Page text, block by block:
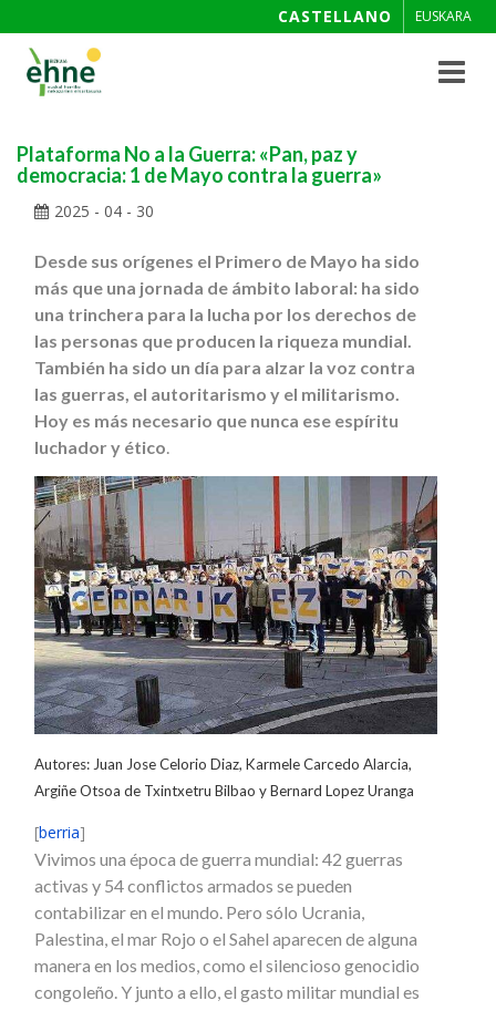
CASTELLANO EUSKARA
Toggle
Plataforma No a la Guerra: «Pan, paz y
democracia: 1 de Mayo contra la guerra»
2025 - 04 - 30
Desde sus orígenes el Primero de Mayo ha sido
más que una jornada de ámbito laboral: ha sido
una trinchera para la lucha por los derechos de
las personas que producen la riqueza mundial.
También ha sido un día para alzar la voz contra
las guerras, el autoritarismo y el militarismo.
Hoy es más necesario que nunca ese espíritu
luchador y ético.
Autores: Juan Jose Celorio Diaz, Karmele Carcedo Alarcia,
Argiñe Otsoa de Txintxetru Bilbao y Bernard Lopez Uranga
[berria]
Vivimos una época de guerra mundial: 42 guerras
activas y 54 conflictos armados se pueden
contabilizar en el mundo. Pero sólo Ucrania,
Palestina, el mar Rojo o el Sahel aparecen de alguna
manera en los medios, como el silencioso genocidio
congoleño. Y junto a ello, el gasto militar mundial es